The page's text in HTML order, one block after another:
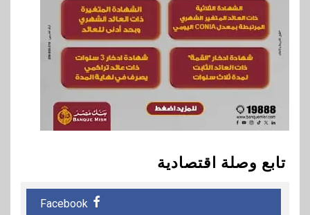
تابع وصلة اقتصادية
Facebook